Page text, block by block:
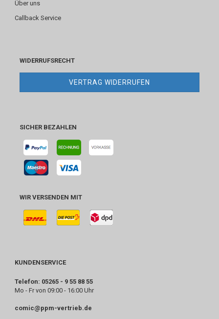
Über uns
Callback Service
WIDERRUFSRECHT
VERTRAG WIDERRUFEN
SICHER BEZAHLEN
WIR VERSENDEN MIT
KUNDENSERVICE
Telefon: 05265 - 9 55 88 55
Mo - Fr von 09:00 - 16:00 Uhr
comic@ppm-vertrieb.de